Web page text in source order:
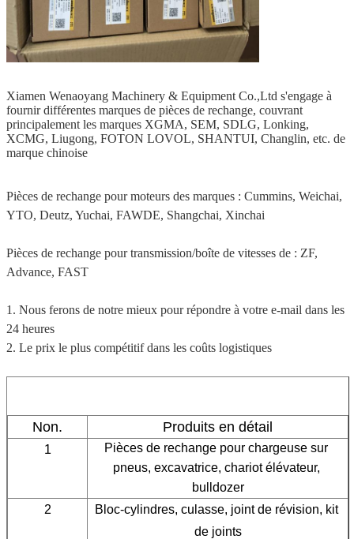
Xiamen Wenaoyang Machinery & Equipment Co.,Ltd s'engage à
fournir différentes marques de pièces de rechange, couvrant
principalement les marques XGMA, SEM, SDLG, Lonking,
XCMG, Liugong, FOTON LOVOL, SHANTUI, Changlin, etc. de
marque chinoise
Pièces de rechange pour moteurs des marques : Cummins, Weichai,
YTO, Deutz, Yuchai, FAWDE, Shangchai, Xinchai
Pièces de rechange pour transmission/boîte de vitesses de : ZF,
Advance, FAST
1. Nous ferons de notre mieux pour répondre à votre e-mail dans les
24 heures
2. Le prix le plus compétitif dans les coûts logistiques
Non. Produits en détail
1
Pièces de rechange pour chargeuse sur
pneus, excavatrice, chariot élévateur,
bulldozer
2
Bloc-cylindres, culasse, joint de révision, kit
de joints